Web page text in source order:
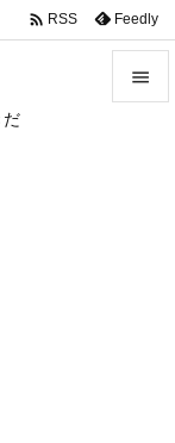
だ

 RSS Feedly